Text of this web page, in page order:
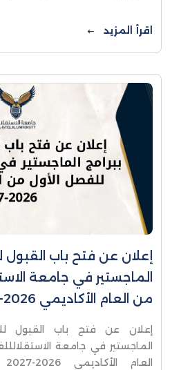
اقرأ المزيد
إعلان عن فتح باب القبول
الماجستير في جامعة
من العام الأكاديمي 2026-2027
إعلان عن فتح باب القبول
الماجستير في جامعة